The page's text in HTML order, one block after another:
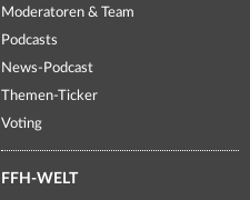
Moderatoren & Team
Podcasts
News-Podcast
Themen-Ticker
Voting
FFH-WELT